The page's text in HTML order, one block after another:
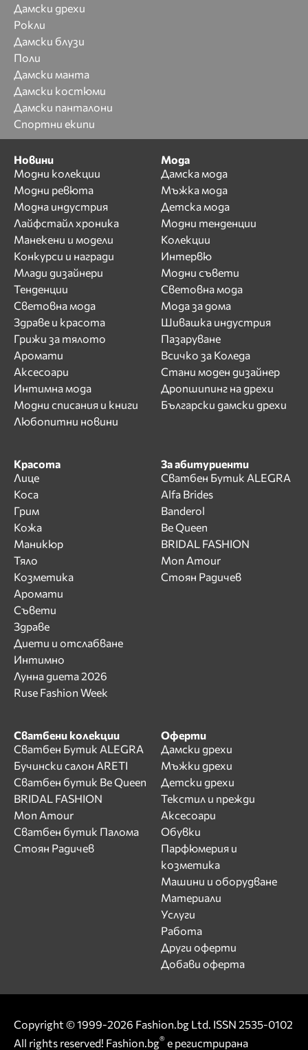
Дамски дрехи
Рокли
Дамски блузи
Поли
Дамски манта
Дамски костюми
Дамски панталони
Спортни екипи
Новини
Модни колекции
Модни ревюта
Модна индустрия
Лайфстайл хроника
Манекени и модели
Конкурси и награди
Млади дизайнери
Тенденции
Световна мода
Здраве и красота
Грижи за тялото
Аромати
Аксесоари
Интимна мода
Модни списания и книги
Любопитни новини
Мода
Дамска мода
Мъжка мода
Детска мода
Модни тенденции
Колекции
Интервю
Модни съвети
Световна мода
Мода за дома
Шивашка индустрия
Пазаруване
Всичко за Коледа
Стани моден дизайнер
Дропшипинг на дрехи
Български дамски дрехи
Красота
Лице
Коса
Грим
Кожа
Маникюр
Тяло
Козметика
Аромати
Съвети
Здраве
Диети и отслабване
Интимно
Лунна диета 2026
Ruse Fashion Week
За абитуриенти
Сватбен Бутик ALEGRA
Alfa Brides
Banderol
Be Queen
BRIDAL FASHION
Mon Amour
Стоян Радичев
Сватбени колекции
Сватбен Бутик ALEGRA
Бучински салон ARETI
Сватбен бутик Be Queen
BRIDAL FASHION
Mon Amour
Сватбен бутик Палома
Стоян Радичев
Оферти
Дамски дрехи
Мъжки дрехи
Детски дрехи
Текстил и прежди
Аксесоари
Обувки
Парфюмерия и
козметика
Машини и оборудване
Материали
Услуги
Работа
Други оферти
Добави оферта
Copyright © 1999-2026 Fashion.bg Ltd. ISSN 2535-0102
All rights reserved! Fashion.bg® е регистрирана